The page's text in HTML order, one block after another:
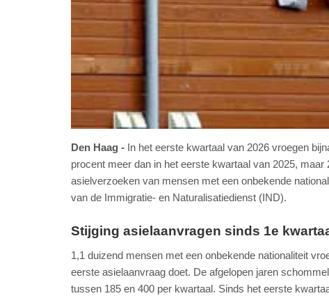
Den Haag
In het eerste kwartaal van 2026 vroegen
procent meer dan in het eerste kwartaal van 2025,
asielverzoeken van mensen met een onbekende
van de Immigratie- en Naturalisatiedienst (IND).
Stijging asielaanvragen sinds 1e
1,1 duizend mensen met een onbekende nationaliteit
eerste asielaanvraag doet. De afgelopen jaren
tussen 185 en 400 per kwartaal. Sinds het eerste